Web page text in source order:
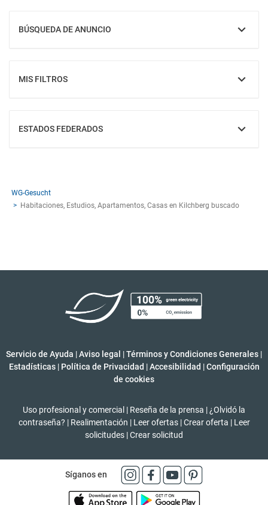
BÚSQUEDA DE ANUNCIO
MOSTRAR
MIS FILTROS
MOSTRAR
ESTADOS FEDERADOS
MOSTRAR
WG-Gesucht
Habitaciones, Estudios, Apartamentos, Casas en Kilchberg buscado
Servicio de Ayuda |Aviso legal |Términos y Condiciones Generales |
Estadísticas | Política de Privacidad | Accesibilidad | Configuración
de cookies
Uso profesional y comercial | Reseña de la prensa | ¿Olvidó la
contraseña? | Realimentación | Leer ofertas | Crear oferta | Leer
solicitudes |Crear solicitud
Síganos en